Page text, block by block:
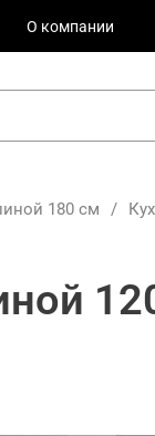
О компании
180 см /